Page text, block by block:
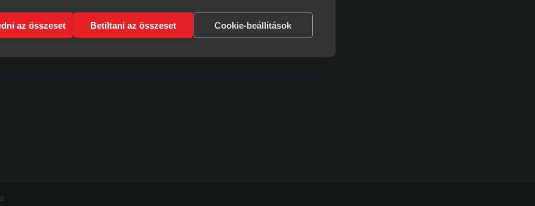
és felhasználási
az összeset Betiltani az összeset Cookie-beállítások